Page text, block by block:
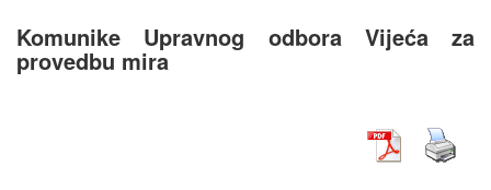
Komunike Upravnog odbora Vijeća za
provedbu mira